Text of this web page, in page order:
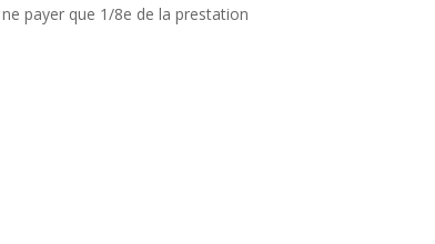
payer que 1/8e de la prestation